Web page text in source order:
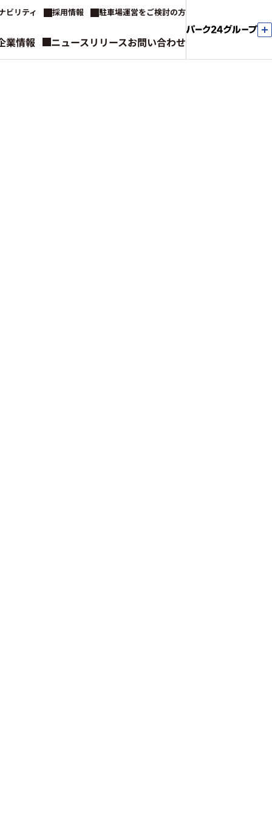
業情報 ニュースリリースお問い合わせ
ビリティ 採用情報 駐車場運営をご検討の方